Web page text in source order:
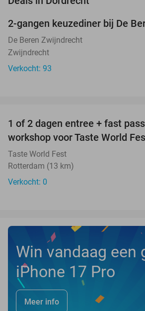
2-gangen keuzediner bij De
De Beren Zwijndrecht
Zwijndrecht
Verkocht: 93
TODAY
1 of 2 dagen entree + fast
workshop voor Taste World
Taste World Fest
Rotterdam (13 km)
Verkocht: 0
Win vandaag een
iPhone 17 Pro
Meer info